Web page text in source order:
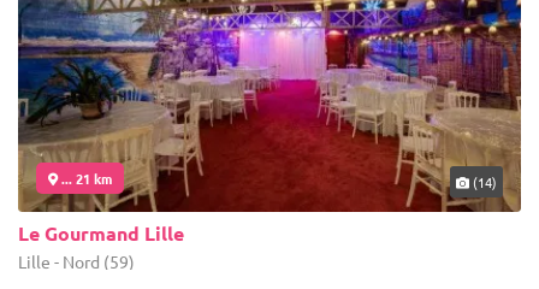
... 21 km (14)
Le Gourmand Lille
Lille - Nord (59)